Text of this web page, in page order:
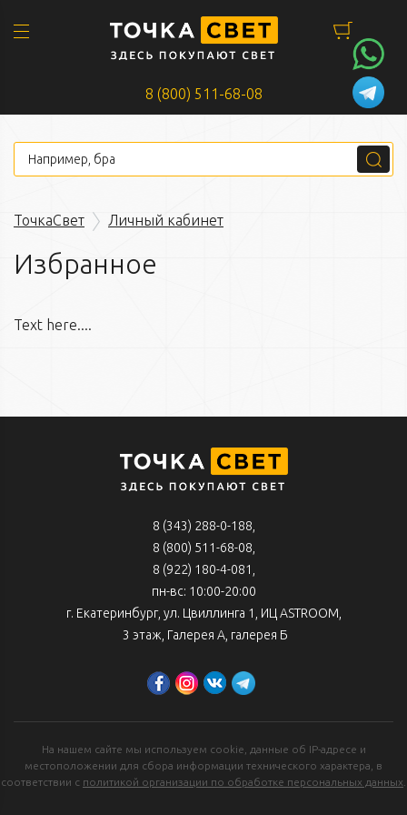
8 (800) 511-68-08
ТочкаСвет Личный кабинет
Избранное
Text here....
8 (343) 288-0-188
8 (800) 511-68-08
8 (922) 180-4-081,
пн-вс: 10:00-20:00
г. Екатеринбург, ул. Цвиллинга 1, ИЦ ASTROOM,
3 этаж, Галерея А, галерея Б
На нашем сайте мы используем cookie, данные об IP-адресе и
местоположении для сбора информации технического характера, в
соответствии с политикой организации по обработке персональных данных